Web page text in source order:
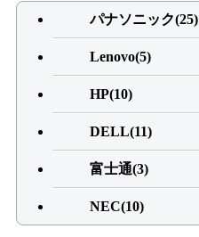
パナソニック(25)
Lenovo(5)
HP(10)
DELL(11)
富士通(3)
NEC(10)